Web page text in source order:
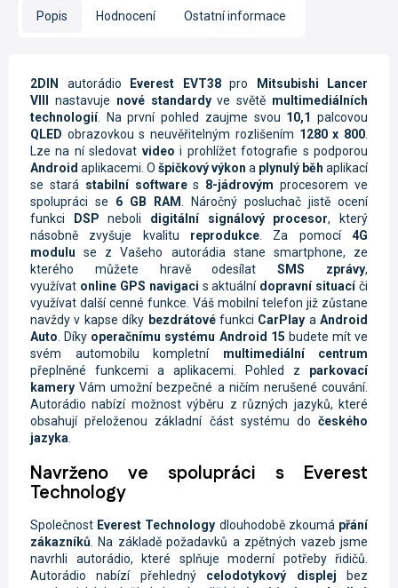
Popis Hodnocení Ostatní informace
2DIN autorádio Everest EVT38pro
Mitsubishi Lancer
VIII
nastavuje nové standardyve světě multimediálních
technologií. Na první pohled zaujme svou 10,1 palcovou
QLED obrazovkou s neuvěřitelným rozlišením 1280 x 800
Lze na ní sledovat video i prohlížet fotografie s podporou
Android aplikacemi. O špičkový výkon a plynulý běh aplikací
se stará stabilní softwares 8-jádrovým procesorem ve
spolupráci se 6 GB RAM
. Náročný posluchač jistě ocení
funkci
DSP neboli digitální signálový procesor, který
násobně zvyšuje kvalitu reprodukce . Za pomocí 4G
modulu se z Vašeho autorádia stane smartphone, ze
kterého můžete hravě odesílatSMS zprávy,
využívat online GPS navigaci s aktuální dopravní situacíči
využívat další cenné funkce. Váš mobilní telefon již zůstane
navždy v kapse díky bezdrátovéfunkci CarPlay a Android
Auto . Díky operačnímu systému Android 15 budete mít ve
svém automobilu kompletní multimediální centrum
přeplněné funkcemi a aplikacemi. Pohled z parkovací
kamery Vám umožní bezpečné a ničím nerušené couvání.
Autorádio nabízí možnost výběru z různých jazyků, které
obsahují přeloženou základní část systému do českého
jazyka
Navrženo ve spolupráci s Everest
Technology
Společnost Everest Technology dlouhodobě zkoumá přání
zákazníků. Na základě požadavků a zpětných vazeb jsme
navrhli autorádio, které splňuje moderní potřeby řidičů.
Autorádio nabízí přehledný celodotykový displej bez